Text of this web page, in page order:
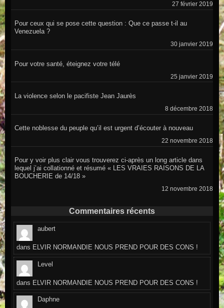
27 février 2019
Pour ceux qui se pose cette question : Que ce passe t-il au
Venezuela ?
30 janvier 2019
Pour votre santé, éteignez votre télé
25 janvier 2019
La violence selon le pacifiste Jean Jaurès
8 décembre 2018
Cette noblesse du peuple qu’il est urgent d’écouter à nouveau
22 novembre 2018
Pour y voir plus clair vous trouverez ci-après un long article dans
lequel j’ai collationné et résumé « LES VRAIES RAISONS DE LA
BOUCHERIE de 14/18 »
12 novembre 2018
Commentaires récents
aubert
dans ELVIR NORMANDIE NOUS PREND POUR DES CONS !
Level
dans ELVIR NORMANDIE NOUS PREND POUR DES CONS !
Daphne